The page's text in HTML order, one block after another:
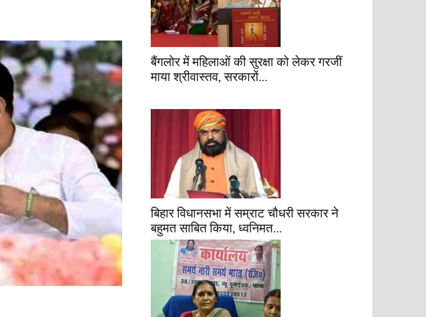
बैंगलोर में महिलाओं की सुरक्षा को लेकर गरजीं
माया श्रीवास्तव, सरकारों...
बिहार विधानसभा में सम्राट चौधरी सरकार ने
बहुमत साबित किया, ध्वनिमत...